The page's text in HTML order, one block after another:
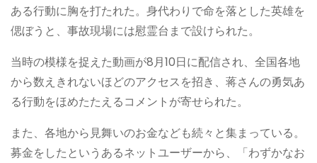
ある行動に胸を打たれた。身代わりで命を落とした英雄を
偲ぼうと、事故現場には慰霊台まで設けられた。
当時の模様を捉えた動画が8月10日に配信され、全国各地
から数えきれないほどのアクセスを招き、蒋さんの勇気あ
る行動をほめたたえるコメントが寄せられた。
また、各地から見舞いのお金なども続々と集まっている。
募金をしたというあるネットユーザーから、「わずかなお